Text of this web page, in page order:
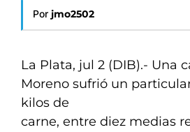
Por jmo2502
La Plata, jul 2 (DIB).- Una
Moreno sufrió un
kilos de
carne, entre diez medias